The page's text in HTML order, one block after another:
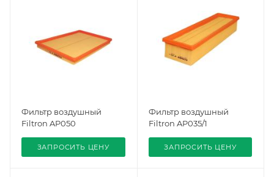
Фильтр воздушный
Filtron AP050
ЗАПРОСИТЬ ЦЕНУ
Фильтр воздушный
Filtron AP035/1
ЗАПРОСИТЬ ЦЕНУ